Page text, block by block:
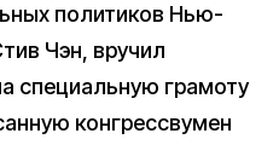
политиков Нью-
Чэн, вручил
специальную грамоту
конгрессвумен